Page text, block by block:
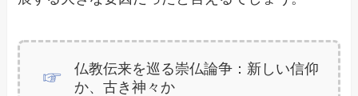
仏教伝来を巡る崇仏論争：新しい信仰
か、古き神々か